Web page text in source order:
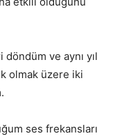
ve aynı yıl
olmak üzere iki
ses frekansları